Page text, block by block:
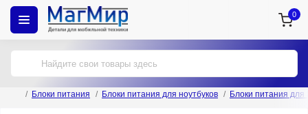
0
Блоки питания Блоки питания для ноутбуков Блоки питания для